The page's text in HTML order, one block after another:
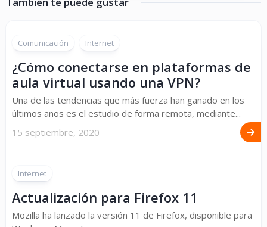
Comunicación Internet
¿Cómo conectarse en plataformas de
aula virtual usando una VPN?
Una de las tendencias que más fuerza han ganado en los
últimos años es el estudio de forma remota, mediante...
15 septiembre, 2020
Internet
Actualización para Firefox 11
Mozilla ha lanzado la versión 11 de Firefox, disponible para